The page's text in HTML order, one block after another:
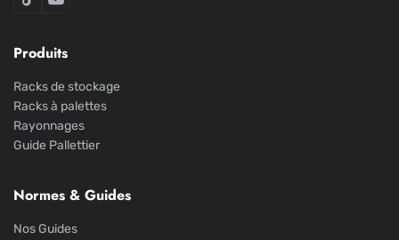
Rack De Stockage sur TikTok
Rack De Stockage sur YouTube
Produits
Racks de stockage
Racks à palettes
Rayonnages
Guide Pallettier
Normes & Guides
Nos Guides